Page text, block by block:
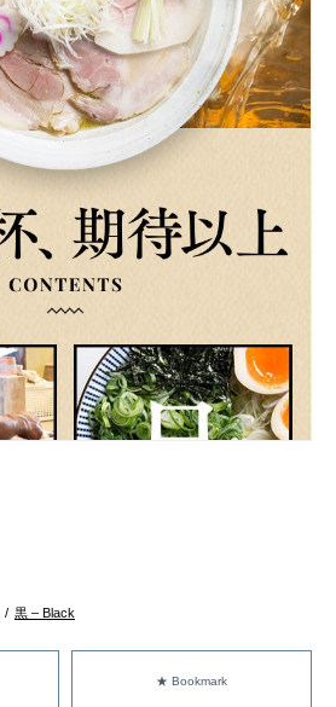
/ 黒 – Black
★ Bookmark